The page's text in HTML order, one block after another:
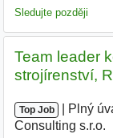
Sledujte později
Team leader
strojírenství,
Top Job Plný
Consulting s.r.o.